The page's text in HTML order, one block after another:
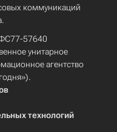
коммуникаций
57640
унитарное
агентство
технологий